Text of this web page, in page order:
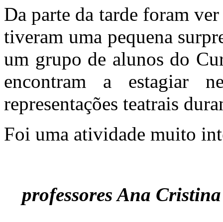
Da parte da tarde foram
tiveram uma pequena
um grupo de alunos do
encontram a estagiar
representações teatrais
Foi uma atividade muito
professores Ana